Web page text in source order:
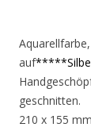
auf
geschnitten.
210 x 155 mm